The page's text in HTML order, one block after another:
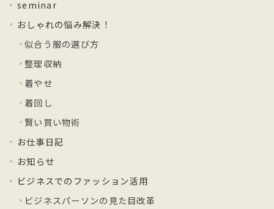
seminar
おしゃれの悩み解決！
似合う服の選び方
整理収納
着やせ
着回し
賢い買い物術
お仕事日記
お知らせ
ビジネスでのファッション活用
ビジネスパーソンの見た目改革